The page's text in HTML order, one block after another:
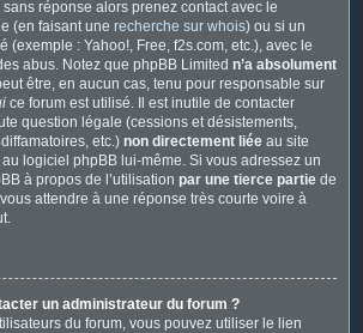
réponse alors prenez contact avec le
(en faisant une recherche sur whois) ou si un
(exemple : Yahoo!, Free, f2s.com, etc.), avec le
abus. Notez que phpBB Limited n’a absolument
être, en aucun cas, tenu pour responsable sur
ce forum est utilisé. Il est inutile de contacter
question légale (cessions et désistements,
etc.) non directement liée au site
logiciel phpBB lui-même. Si vous adressez un
à propos de l’utilisation par une tierce partie de
attendre à une réponse très courte voire à
un administrateur du forum ?
du forum, vous pouvez utiliser le lien